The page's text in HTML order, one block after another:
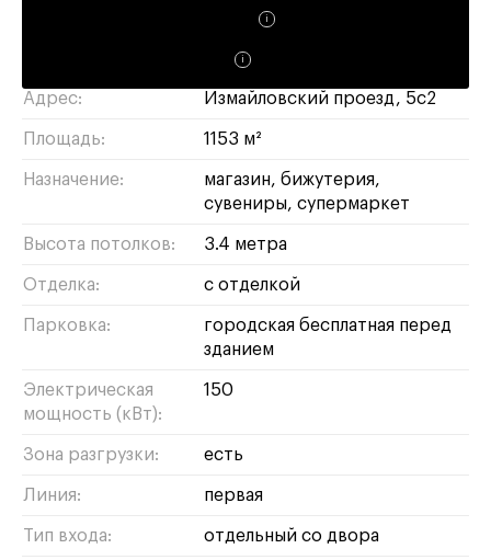
Адрес: Измайловский проезд, 5с2
Площадь: 1153 м²
Назначение: магазин бижутерия
сувениры супермаркет
Высота потолков: 3.4 метра
Отделка: с отделкой
Парковка:
городская бесплатная перед
зданием
Электрическая
мощность (кВт):
150
Зона разгрузки: есть
Линия: первая
Тип входа: отдельный со двора